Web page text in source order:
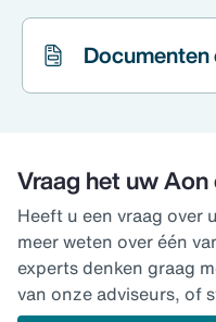
Vraag het uw
Heeft u een vraag over
meer weten over één
experts denken graag
van onze adviseurs, of